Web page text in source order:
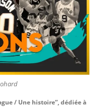
/ Une histoire”, dédiée à